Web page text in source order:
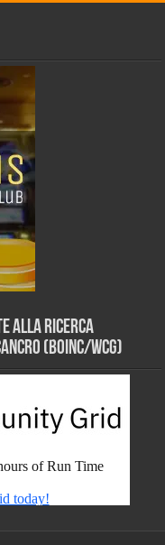
alla ricerca
(BOINC/WCG)